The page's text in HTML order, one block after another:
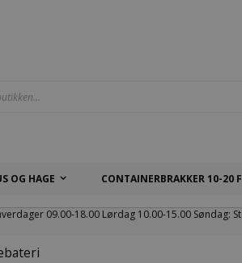
OG HAGE CONTAINERBRAKKER 10-20
09.00-18.00 Lørdag 10.00-15.00 Søndag: